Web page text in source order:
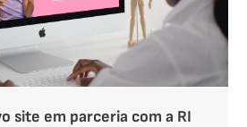
site em parceria com a RI